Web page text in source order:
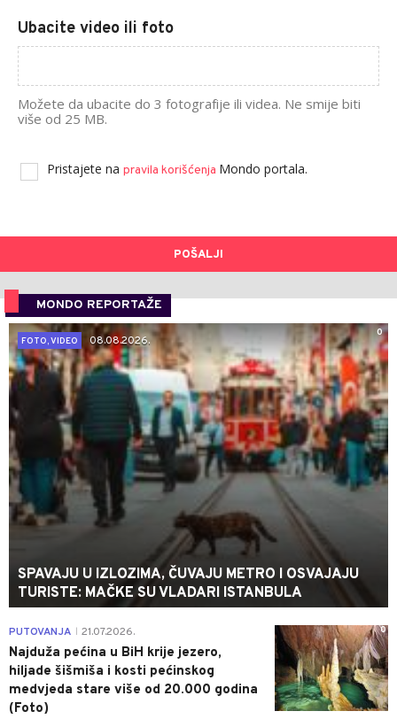
Ubacite video ili foto
Možete da ubacite do 3 fotografije ili videa. Ne smije biti
više od 25 MB.
Pristajete na pravila korišćenja Mondo portala.
POŠALJI
MONDO REPORTAŽE
0
FOTO, VIDEO
08.08.2026.
SPAVAJU U IZLOZIMA, ČUVAJU METRO I OSVAJAJU
TURISTE: MAČKE SU VLADARI ISTANBULA
0
PUTOVANJA 21.07.2026.
Najduža pećina u BiH krije jezero,
hiljade šišmiša i kosti pećinskog
medvjeda stare više od 20.000 godina
(Foto)